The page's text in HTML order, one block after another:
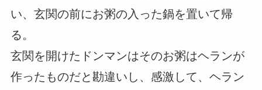
い、玄関の前にお粥の入った鍋を置いて帰
る。
玄関を開けたドンマンはそのお粥はヘランが
作ったものだと勘違いし、感激して、ヘラン